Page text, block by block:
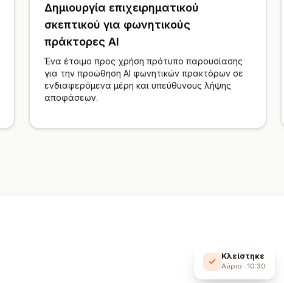
Δημιουργία επιχειρηματικού
σκεπτικού για φωνητικούς
πράκτορες AI
Ένα έτοιμο προς χρήση πρότυπο παρουσίασης
για την προώθηση AI φωνητικών πρακτόρων σε
ενδιαφερόμενα μέρη και υπεύθυνους λήψης
αποφάσεων.
Κλείστηκε
Αύριο · 10:30